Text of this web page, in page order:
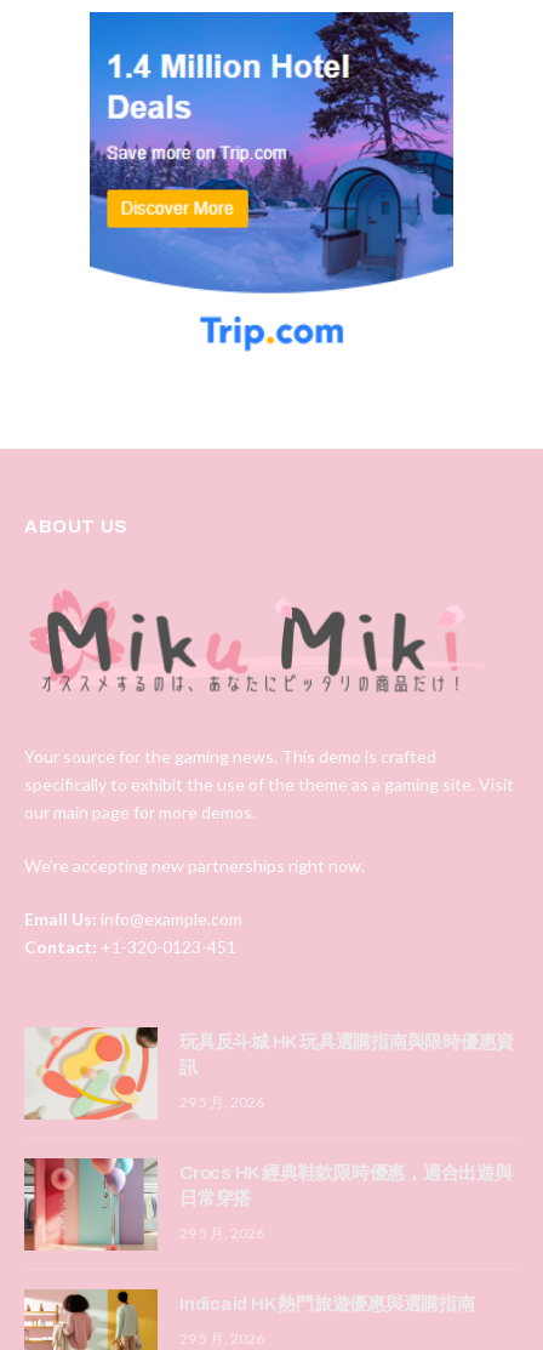
ABOUT US
Your source for the gaming news. This demo is crafted
specifically to exhibit the use of the theme as a gaming site. Visit
our main page for more demos.
We're accepting new partnerships right now.
Email Us: info@example.com
Contact: +1-320-0123-451
玩具反斗城 HK 玩具選購指南與限時優惠資
訊
29 5 月, 2026
Crocs HK 經典鞋款限時優惠，適合出遊與
日常穿搭
29 5 月, 2026
Indicaid HK 熱門旅遊優惠與選購指南
29 5 月, 2026